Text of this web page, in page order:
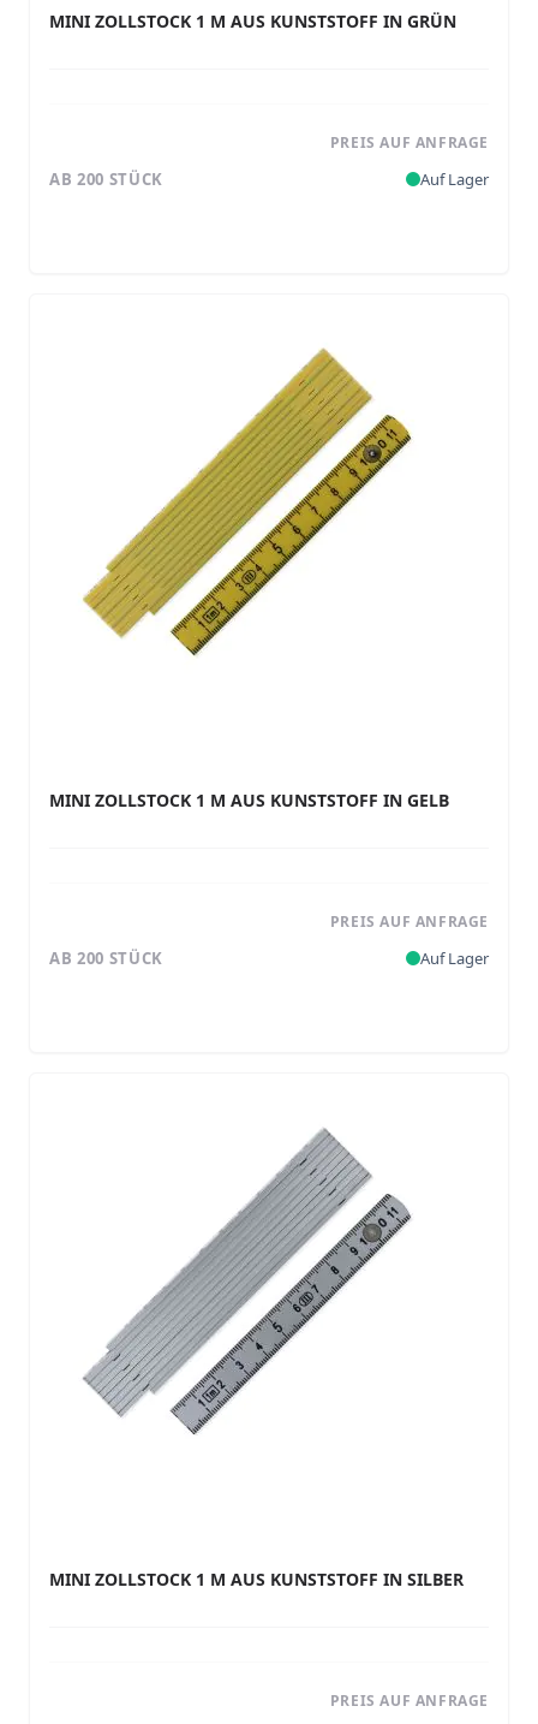
MINI ZOLLSTOCK 1 M AUS KUNSTSTOFF IN GRÜN
PREIS AUF ANFRAGE
AB 200 STÜCK Auf Lager
MINI ZOLLSTOCK 1 M AUS KUNSTSTOFF IN GELB
PREIS AUF ANFRAGE
AB 200 STÜCK Auf Lager
MINI ZOLLSTOCK 1 M AUS KUNSTSTOFF IN SILBER
PREIS AUF ANFRAGE